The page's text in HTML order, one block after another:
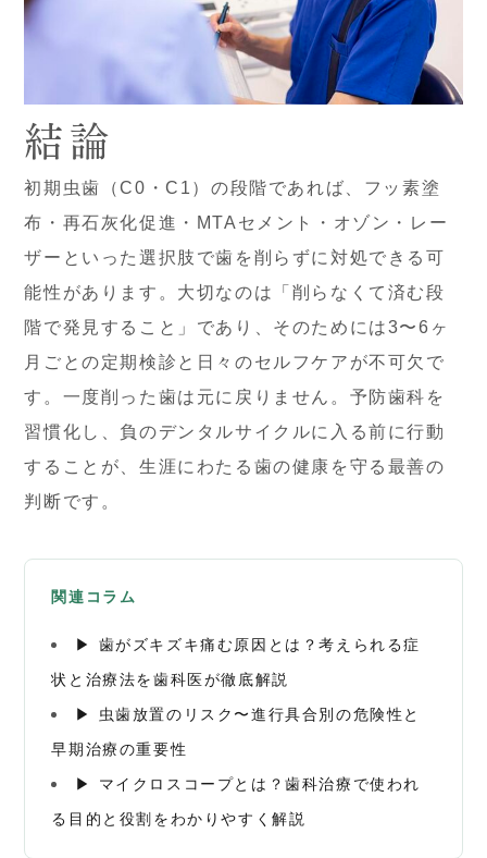
結論
初期虫歯（C0・C1）の段階であれば、フッ素塗
布・再石灰化促進・MTAセメント・オゾン・レー
ザーといった選択肢で歯を削らずに対処できる可
能性があります。大切なのは「削らなくて済む段
階で発見すること」であり、そのためには3〜6ヶ
月ごとの定期検診と日々のセルフケアが不可欠で
す。一度削った歯は元に戻りません。予防歯科を
習慣化し、負のデンタルサイクルに入る前に行動
することが、生涯にわたる歯の健康を守る最善の
判断です。
関連コラム
▶ 歯がズキズキ痛む原因とは？考えられる症
状と治療法を歯科医が徹底解説
▶ 虫歯放置のリスク〜進行具合別の危険性と
早期治療の重要性
▶ マイクロスコープとは？歯科治療で使われ
る目的と役割をわかりやすく解説